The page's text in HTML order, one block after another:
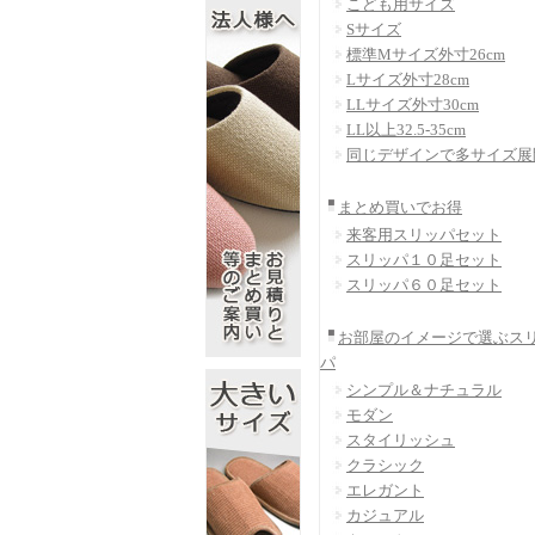
こども用サイズ
Sサイズ
標準Mサイズ外寸26cm
Lサイズ外寸28cm
LLサイズ外寸30cm
LL以上32.5-35cm
同じデザインで多サイズ
まとめ買いでお得
来客用スリッパセット
スリッパ１０足セット
スリッパ６０足セット
お部屋のイメージで選ぶス
パ
シンプル＆ナチュラル
モダン
スタイリッシュ
クラシック
エレガント
カジュアル